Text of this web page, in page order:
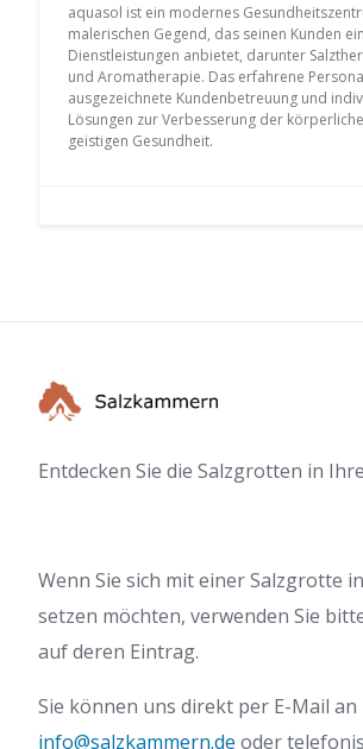
aquasol ist ein modernes
malerischen Gegend, das seinen Kunden
Dienstleistungen anbietet, darunter
und Aromatherapie. Das erfahrene
ausgezeichnete Kundenbetreuung und
Lösungen zur Verbesserung der
geistigen Gesundheit.
Entdecken Sie die Salzgrotten in
Wenn Sie sich mit einer Salzgrotte
setzen möchten, verwenden Sie
auf deren Eintrag.
Sie können uns direkt per E-Mail an
info@salzkammern.de oder